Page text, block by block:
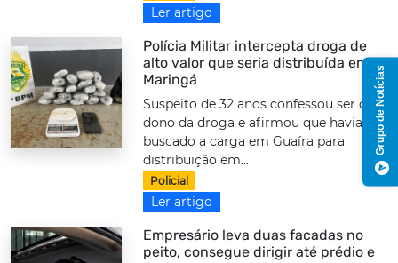
Ler artigo
Polícia Militar intercepta droga de
alto valor que seria distribuída em
Maringá
Suspeito de 32 anos confessou ser o
dono da droga e afirmou que havia
buscado a carga em Guaíra para
distribuição em...
Policial
Ler artigo
Empresário leva duas facadas no
peito, consegue dirigir até prédio e
Grupo de Notícias